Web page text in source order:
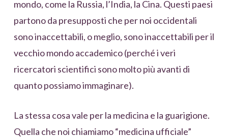
mondo, come la Russia, l’India, la Cina. Questi paesi
partono da presupposti che per noi occidentali
sono inaccettabili, o meglio, sono inaccettabili per il
vecchio mondo accademico (perché i veri
ricercatori scientifici sono molto più avanti di
quanto possiamo immaginare).
La stessa cosa vale per la medicina e la guarigione.
Quella che noi chiamiamo “medicina ufficiale”